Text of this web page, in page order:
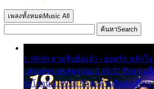
เพลงทั้งหมด Music All
ค้นหาSearch
1. 00:00 สามสิบยังแจ๋ว - ยอดรัก สลักใ
- ศรเพชร ศรสุพรรณ 3. 05:57 รักสาวเ
รุ่งโรจน์ 4. 09:51 รักสะท้านดินสะเทือ